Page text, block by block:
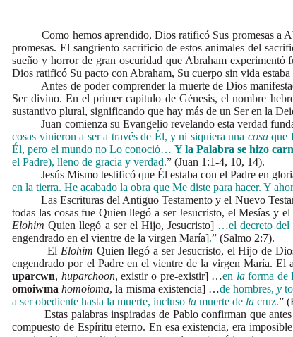
Como hemos aprendido, Dios ratificó Sus promesas a
promesas. El sangriento sacrificio de estos animales del
sueño y horror de gran oscuridad que Abraham experimentó
Dios ratificó Su pacto con Abraham, Su cuerpo sin vida
Antes de poder comprender la muerte de Dios manifestado
Ser divino. En el primer capitulo de Génesis, el nombre
sustantivo plural, significando que hay más de un Ser en la
Juan comienza su Evangelio revelando esta verdad
cosas vinieron a ser a través de Él, y ni siquiera una cosaque
Él, pero el mundo no Lo conoció… Y la Palabra se hizo
el Padre), lleno de gracia y verdad.” (Juan 1:1-4, 10, 14).
Jesús Mismo testificó que Él estaba con el Padre en gloria
en la tierra. He acabado la obra que Me diste para hacer. Y
Las Escrituras del Antiguo Testamento y el Nuevo
todas las cosas fue Quien llegó a ser Jesucristo, el Mesías y
ElohimQuien llegó a ser el Hijo, Jesucristo]…el decreto del
engendrado en el vientre de la virgen María].” (Salmo 2:7).
El Elohim Quien llegó a ser Jesucristo, el Hijo de
engendrado por el Padre en el vientre de la virgen María. El
uparcwn, huparchoon, existir o pre-existir] …en laforma de
omoiwma homoioma, la misma existencia] …de hombres, y
a ser obediente hasta la muerte, incluso la muerte de la cruz.”
Estas palabras inspiradas de Pablo confirman que antes
compuesto de Espíritu eterno. En esa existencia, era